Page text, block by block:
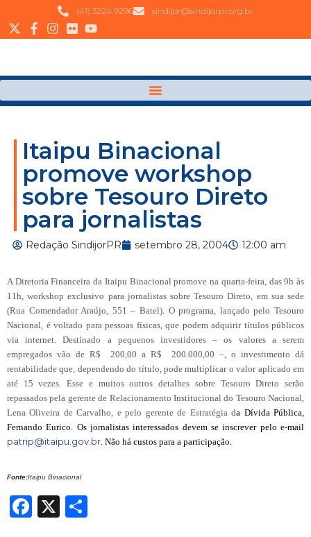
(41) 3224 9296 sindijor@sindijorpr.org.br
Itaipu Binacional
promove workshop
sobre Tesouro Direto
para jornalistas
Redação SindijorPR setembro 28, 2004 12:00 am
A Diretoria Financeira da Itaipu Binacional promove na quarta-feira, das 9h às
11h, workshop exclusivo para jornalistas sobre Tesouro Direto, em sua sede
(Rua Comendador Araújo, 551 – Batel). O programa, lançado pelo Tesouro
Nacional, é voltado para pessoas físicas, que podem adquirir títulos públicos
viainternet . Destinado a pequenos investidores – os valores a serem
empregados vão de R$ 200,00 a R$ 200.000,00 –, o investimento dá
rentabilidade que, dependendo do título, pode multiplicar o valor aplicado em
até 15 vezes. Esse e muitos outros detalhes sobre Tesouro Direto serão
repassados pela gerente de Relacionamento Institucional do Tesouro Nacional,
Lena Oliveira de Carvalho, e pelo gerente de Estratégia da Dívida Pública,
Fernando Eurico. Os jornalistas interessados devem se inscrever pelo e-mail
patrip@itaipu.gov.br . Não há custos para a participação.
Fonte:Itaipu Binacional
Facebook
X